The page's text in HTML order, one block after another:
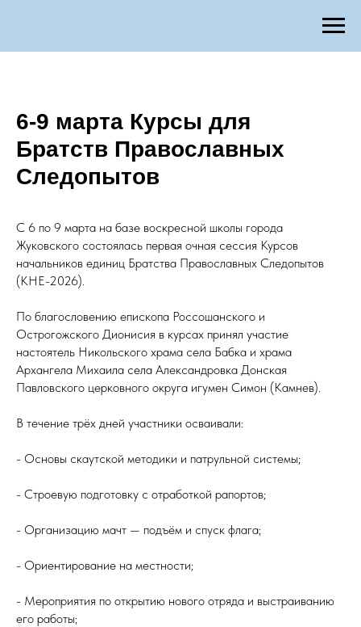
6-9 марта Курсы для
Братств Православных
Следопытов
С 6 по 9 марта на базе воскресной школы города
Жуковского состоялась первая очная сессия Курсов
начальников единиц Братства Православных Следопытов
(КНЕ-2026).
По благословению епископа Россошанского и
Острогожского Дионисия в курсах принял участие
настоятель Никольского храма села Бабка и храма
Архангела Михаила села Александровка Донская
Павловского церковного округа игумен Симон (Камнев).
В течение трёх дней участники осваивали:
- Основы скаутской методики и патрульной системы;
- Строевую подготовку с отработкой рапортов;
- Организацию мачт — подъём и спуск флага;
- Ориентирование на местности;
- Мероприятия по открытию нового отряда и выстраиванию
его работы;